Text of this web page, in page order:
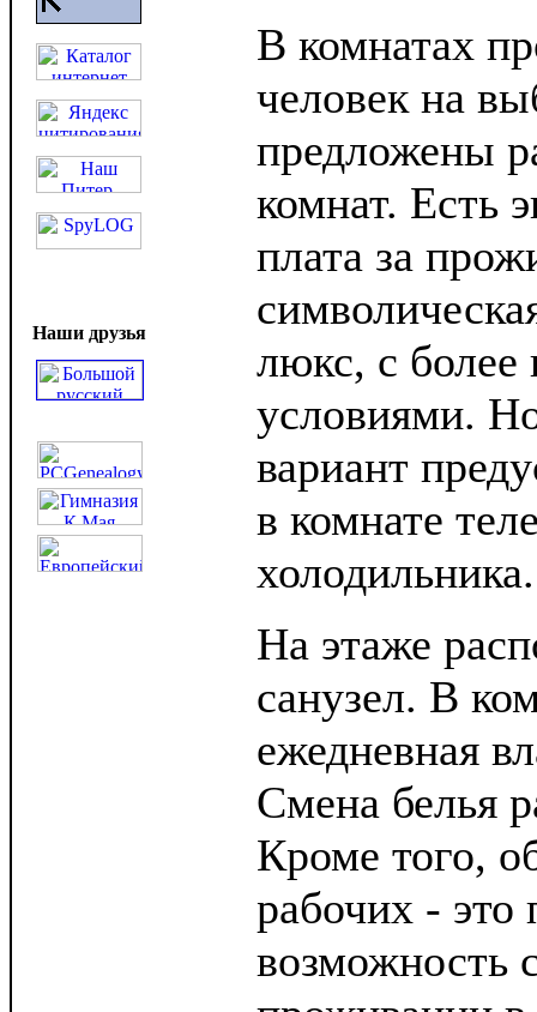
Наши друзья
В комнатах
человек на
предложены
комнат. Есть
плата за
люкс, с
условиями.
вариант
в комнате
холодильника.
На этаже
санузел. В
ежедневная
Смена белья
Кроме того,
рабочих - это
возможность